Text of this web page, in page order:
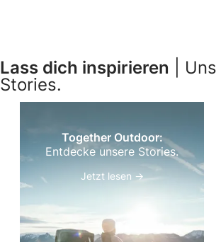
Lass dich inspirieren |
Stories.
Together Outdoor:
Entdecke unsere Stories.
Jetzt lesen →